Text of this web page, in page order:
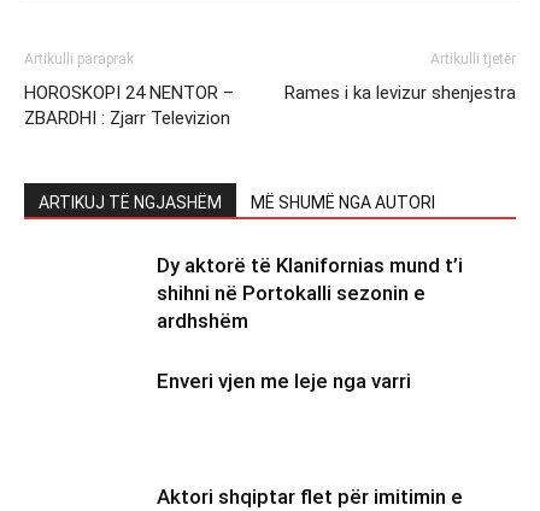
Artikulli paraprak
HOROSKOPI 24 NENTOR –
ZBARDHI : Zjarr Televizion
Artikulli tjetër
Rames i ka levizur shenjestra
ARTIKUJ TË NGJASHËM MË SHUMË NGA AUTORI
Dy aktorë të Klanifornias mund t’i
shihni në Portokalli sezonin e
ardhshëm
Enveri vjen me leje nga varri
Aktori shqiptar flet për imitimin e